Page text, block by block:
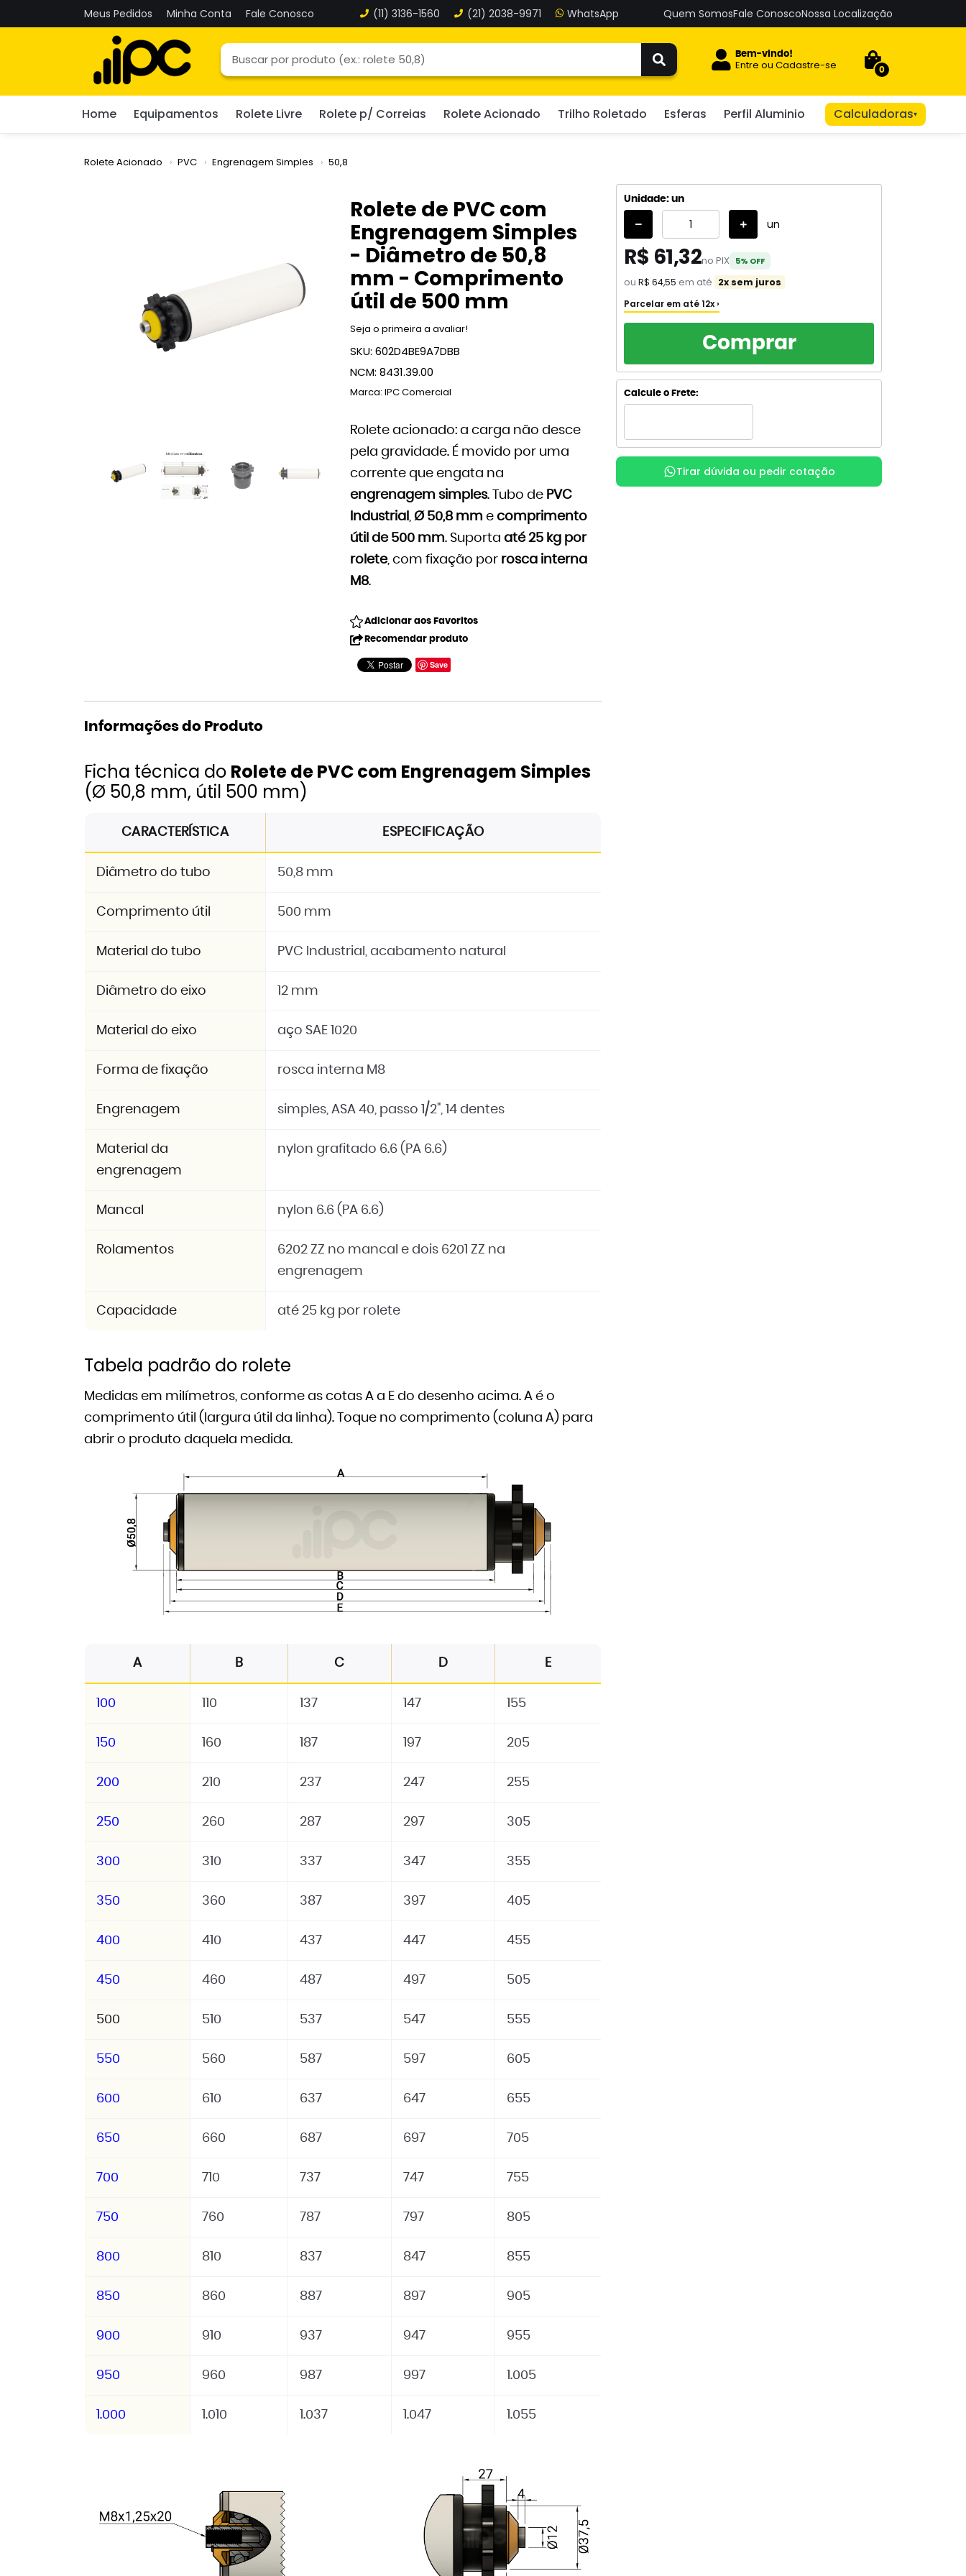
Meus Pedidos Minha Conta Fale Conosco (11) 3136-1560 (21) 2038-9971 Quem SomosFale ConoscoNossa Localização
Bem-vindo!
Entre ouCadastre-se 0
Home Equipamentos Rolete Livre Rolete p/ Correias Rolete Acionado Trilho Roletado Esferas Perfil Aluminio Calculadoras▾
Rolete Acionado PVC Engrenagem Simples 50,8
Rolete de PVC com
Engrenagem Simples
- Diâmetro de 50,8
mm - Comprimento
útil de 500 mm
Seja o primeira a avaliar!
SKU: 602D4BE9A7DBB
NCM: 8431.39.00
Marca: IPC Comercial
Rolete acionado: a carga não desce
pela gravidade. É movido por uma
corrente que engata na
engrenagem simples. Tubo de PVC
Industrial , Ø 50,8 mm e comprimento
útil de 500 mm. Suporta até 25 kg por
rolete, com fixação por rosca interna
M8.
Adicionar aos Favoritos
Recomendar produto
Save
Unidade: un
un
R$ 61,32no PIX 5% OFF
ouR$ 64,55 em até 2x sem juros
Parcelar em até 12x ›
2xde R$ 32,28 R$ 64,55
R$ 71,88
com juros
5xde R$ 14,76 R$ 73,79
com juros
Comprar
Calcule o Frete:
Tirar dúvida ou pedir cotação
Informações do Produto
Ficha técnica do Rolete de PVC com Engrenagem Simples
(Ø 50,8 mm, útil 500 mm)
CARACTERÍSTICA ESPECIFICAÇÃO
Diâmetro do tubo 50,8 mm
Comprimento útil 500 mm
Material do tubo PVC Industrial, acabamento natural
Diâmetro do eixo 12 mm
Material do eixo aço SAE 1020
Forma de fixação rosca interna M8
Engrenagem simples, ASA 40, passo 1/2", 14 dentes
Material da
engrenagem
nylon grafitado 6.6 (PA 6.6)
Mancal nylon 6.6 (PA 6.6)
Rolamentos
6202 ZZ no mancal e dois 6201 ZZ na
engrenagem
Capacidade até 25 kg por rolete
Tabela padrão do rolete
Medidas em milímetros, conforme as cotas A a E do desenho acima. A é o
comprimento útil (largura útil da linha). Toque no comprimento (coluna A) para
abrir o produto daquela medida.
A B C D E
100 110 137 147 155
150 160 187 197 205
200 210 237 247 255
250 260 287 297 305
300 310 337 347 355
350 360 387 397 405
400 410 437 447 455
450 460 487 497 505
500 510 537 547 555
550 560 587 597 605
600 610 637 647 655
650 660 687 697 705
700 710 737 747 755
750 760 787 797 805
800 810 837 847 855
850 860 887 897 905
900 910 937 947 955
950 960 987 997 1.005
1.000 1.010 1.037 1.047 1.055